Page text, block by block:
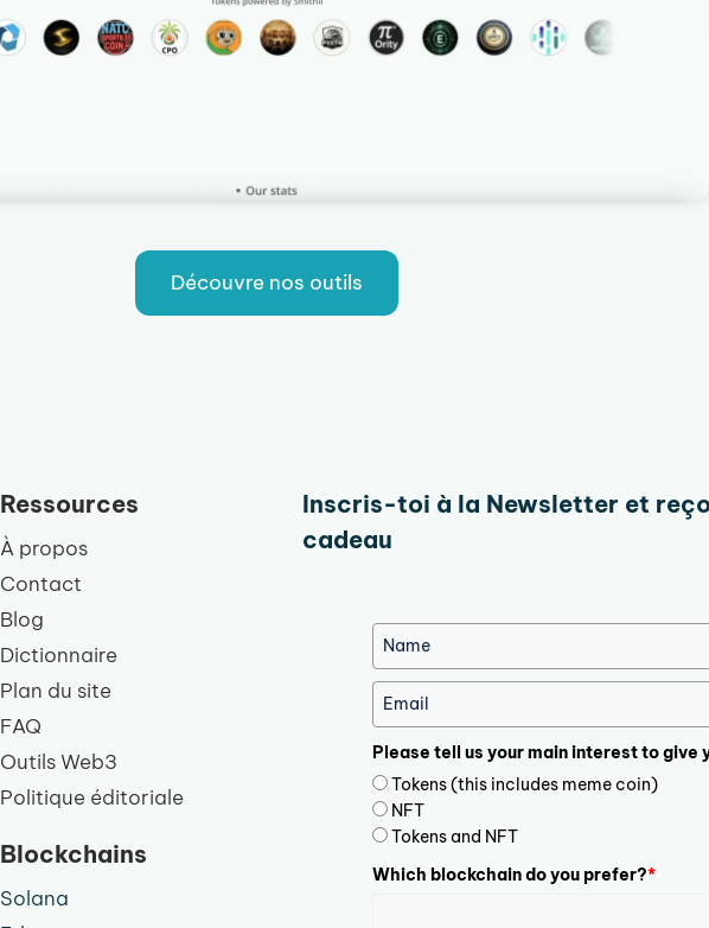
Découvre nos outils
Ressources
À propos
Contact
Blog
Dictionnaire
Plan du site
FAQ
Outils Web3
Politique éditoriale
Blockchains
Solana
Inscris-toi à la Newsletter et
cadeau
Please tell us your main interest to give
Tokens (this includes meme coin)
NFT
Tokens and NFT
Which blockchain do you prefer?*